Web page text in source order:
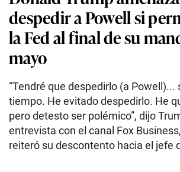
despedir a Powell si
la Fed al final de su
mayo
“Tendré que despedirlo (a Powell)...
tiempo. He evitado despedirlo. He
pero detesto ser polémico”, dijo
entrevista con el canal Fox
reiteró su descontento hacia el jefe